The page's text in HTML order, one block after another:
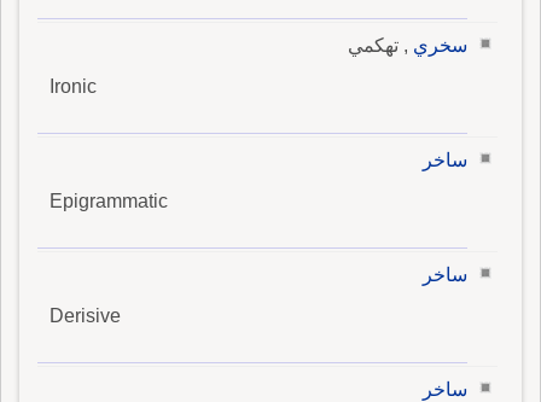
سخري , تهكمي
Ironic
ساخر
Epigrammatic
ساخر
Derisive
ساخر